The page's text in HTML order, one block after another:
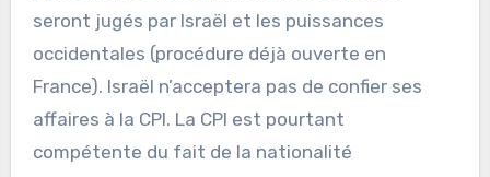
seront jugés par Israël et les puissances
occidentales (procédure déjà ouverte en
France). Israël n’acceptera pas de confier ses
affaires à la CPI. La CPI est pourtant
compétente du fait de la nationalité